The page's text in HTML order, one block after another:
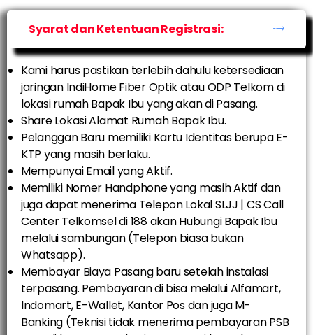
Syarat dan Ketentuan Registrasi:
Kami harus pastikan terlebih dahulu ketersediaan
jaringan IndiHome Fiber Optik atau ODP Telkom di
lokasi rumah Bapak Ibu yang akan di Pasang.
Share Lokasi Alamat Rumah Bapak Ibu.
Pelanggan Baru memiliki Kartu Identitas berupa E-
KTP yang masih berlaku.
Mempunyai Email yang Aktif.
Memiliki Nomer Handphone yang masih Aktif dan
juga dapat menerima Telepon Lokal SLJJ | CS Call
Center Telkomsel di 188 akan Hubungi Bapak Ibu
melalui sambungan (Telepon biasa bukan
Whatsapp).
Membayar Biaya Pasang baru setelah instalasi
terpasang. Pembayaran di bisa melalui Alfamart,
Indomart, E-Wallet, Kantor Pos dan juga M-
Banking (Teknisi tidak menerima pembayaran PSB